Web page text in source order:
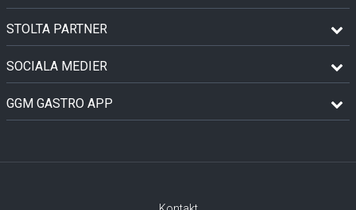
STOLTA PARTNER
SOCIALA MEDIER
GGM GASTRO APP